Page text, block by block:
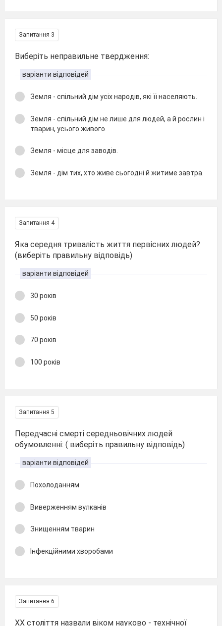
Запитання 3
Виберіть неправильне твердження:
варіанти відповідей
Земля - спільний дім усіх народів, які її населяють.
Земля - спільний дім не лише для людей, а й рослин і
тварин, усього живого.
Земля - місце для заводів.
Земля - дім тих, хто живе сьогодні й житиме завтра.
Запитання 4
Яка середня тривалість життя первісних людей?
(виберіть правильну відповідь)
варіанти відповідей
30 років
50 років
70 років
100 років
Запитання 5
Передчасні смерті середньовічних людей
обумовленні: ( виберіть правильну відповідь)
варіанти відповідей
Похолоданням
Виверженням вулканів
Знищенням тварин
Інфекційними хворобами
Запитання 6
ХХ століття назвали віком науково - технічної